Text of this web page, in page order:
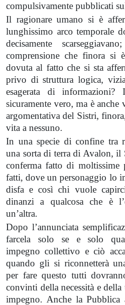
compulsivamente pubblicati
Il ragionare umano si è
lunghissimo arco temporale
decisamente
comprensione che finora si
dovuta al fatto che si sta
privo di struttura logica,
esagerata di
sicuramente vero, ma è anche
argomentativa del Sistri,
vita a nessuno.
In una specie di confine tra
una sorta di terra di Avalon, il
conferma fatto di moltissime
fatti, dove un personaggio lo
disfa e così chi vuole
dinanzi a qualcosa che è
un’altra.
Dopo l’annunciata
farcela solo se e solo
impegno collettivo e ciò
quando gli si riconnetterà
per fare questo tutti
convinti della necessità e
impegno. Anche la Pubblica